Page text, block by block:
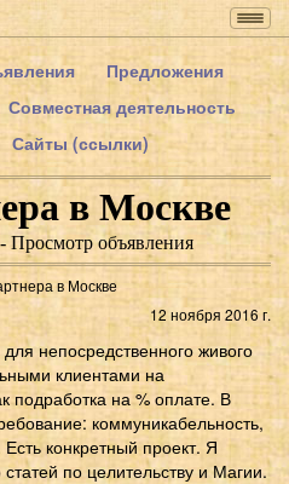
Предложения
Совместная деятельность
Сайты (ссылки)
в Москве
Просмотр объявления
в Москве
12 ноября 2016 г.
непосредственного живого
клиентами на
подработка на % оплате. В
коммуникабельность,
конкретный проект. Я
по целительству и Магии.